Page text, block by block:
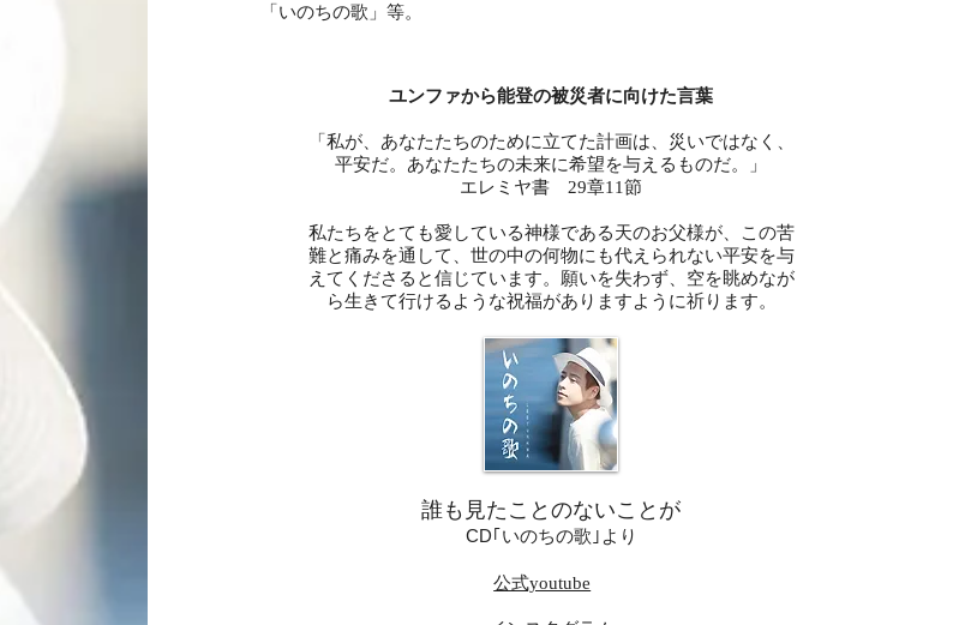
「いのちの歌」等。
ユンファから能登の被災者に向けた言葉
「私が、あなたたちのために立てた計画は、災いではなく、
平安だ。あなたたちの未来に希望を与えるものだ。」
エレミヤ書 29章11節
私たちをとても愛している神様である天のお父様が、この苦
難と痛みを通して、世の中の何物にも代えられない平安を与
えてくださると信じています。願いを失わず、空を眺めなが
ら生きて行けるような祝福がありますように祈ります。
誰も見たことのないことが
CD｢いのちの歌｣より
公式youtube